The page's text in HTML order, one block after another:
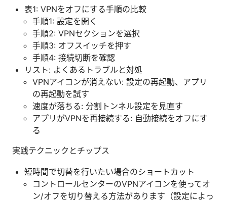
表1: VPNをオフにする手順の比較
手順1: 設定を開く
手順2: VPNセクションを選択
手順3: オフスイッチを押す
手順4: 接続切断を確認
リスト: よくあるトラブルと対処
VPNアイコンが消えない: 設定の再起動、アプリ
の再起動を試す
速度が落ちる: 分割トンネル設定を見直す
アプリがVPNを再接続する: 自動接続をオフにす
る
実践テクニックとチップス
短時間で切替を行いたい場合のショートカット
コントロールセンターのVPNアイコンを使ってオ
ン/オフを切り替える方法があります（設定によっ